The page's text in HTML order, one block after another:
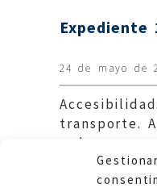
Expediente
24 de mayo de
transporte.
ordenanza